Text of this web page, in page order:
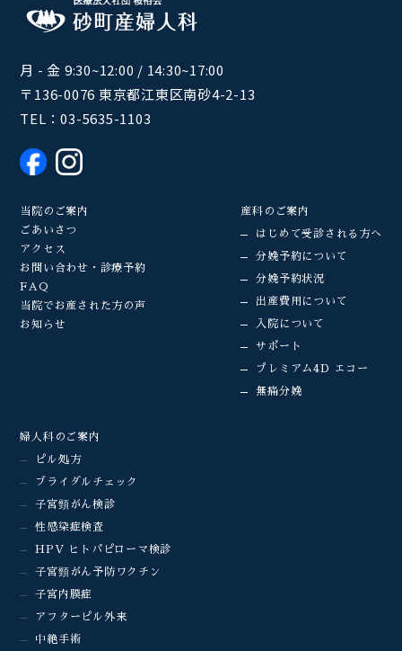
月 - 金 9:30~12:00 / 14:30~17:00
〒136-0076 東京都江東区南砂4-2-13
TEL：03-5635-1103
当院のご案内
ごあいさつ
アクセス
お問い合わせ・診療予約
FAQ
当院でお産された方の声
お知らせ
産科のご案内
はじめて受診される方へ
分娩予約について
分娩予約状況
出産費用について
入院について
サポート
プレミアム4D エコー
無痛分娩
婦人科のご案内
ピル処方
ブライダルチェック
子宮頸がん検診
性感染症検査
HPV ヒトパピローマ検診
子宮頸がん予防ワクチン
子宮内膜症
アフターピル外来
中絶手術